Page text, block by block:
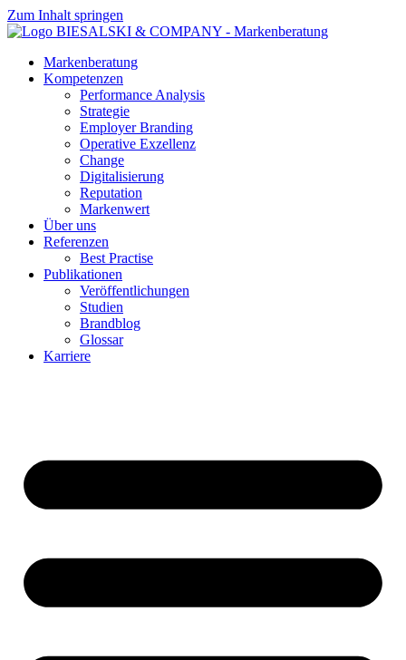
Zum Inhalt springen
Markenberatung
Kompetenzen
Performance Analysis
Strategie
Employer Branding
Operative Exzellenz
Change
Digitalisierung
Reputation
Markenwert
Über uns
Referenzen
Best Practise
Publikationen
Veröffentlichungen
Studien
Brandblog
Glossar
Karriere